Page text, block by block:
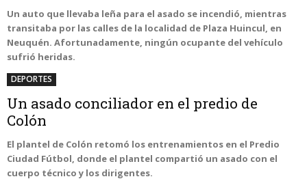
Un auto que llevaba leña para el asado se incendió, mientras
transitaba por las calles de la localidad de Plaza Huincul, en
Neuquén. Afortunadamente, ningún ocupante del vehículo
sufrió heridas.
DEPORTES
Un asado conciliador en el predio de
Colón
El plantel de Colón retomó los entrenamientos en el Predio
Ciudad Fútbol, donde el plantel compartió un asado con el
cuerpo técnico y los dirigentes.